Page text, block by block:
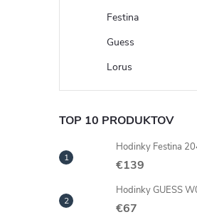
Festina
Guess
Lorus
TOP 10 PRODUKTOV
Hodinky Festina
€139
Hodinky GUESS
€67